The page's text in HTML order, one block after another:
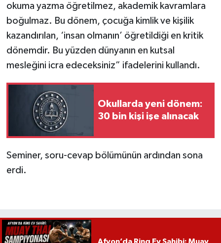
okuma yazma öğretilmez, akademik kavramlara
boğulmaz. Bu dönem, çocuğa kimlik ve kişilik
kazandırılan, ‘insan olmanın’ öğretildiği en kritik
dönemdir. Bu yüzden dünyanın en kutsal
mesleğini icra edeceksiniz” ifadelerini kullandı.
Okullarda yeni dönem:
30 bin kişi işe alınacak
Seminer, soru-cevap bölümünün ardından sona
erdi.